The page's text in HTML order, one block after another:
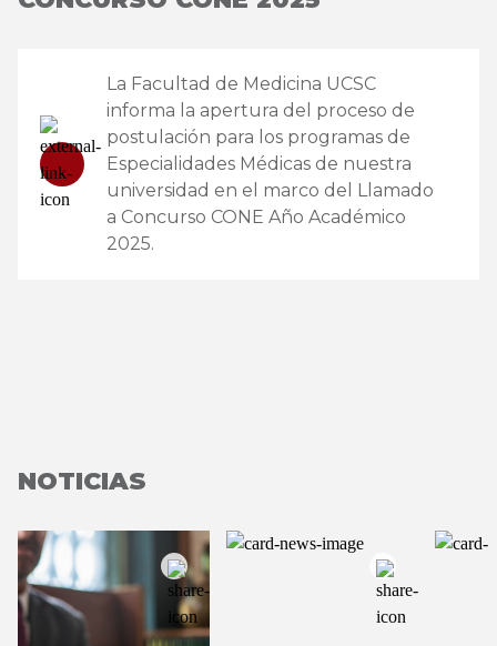
La Facultad de Medicina UCSC
informa la apertura del proceso de
postulación para los programas de
Especialidades Médicas de nuestra
universidad en el marco del Llamado
a Concurso CONE Año Académico
2025.
NOTICIAS